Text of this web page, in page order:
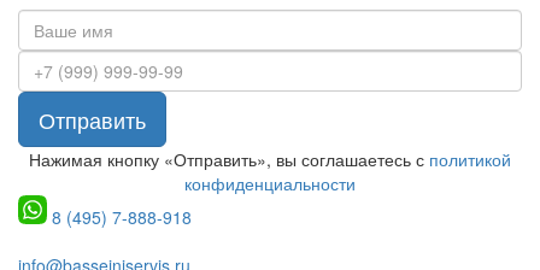
Отправить
Нажимая кнопку «Отправить», вы соглашаетесь с политикой
конфиденциальности
8 (495) 7-888-918